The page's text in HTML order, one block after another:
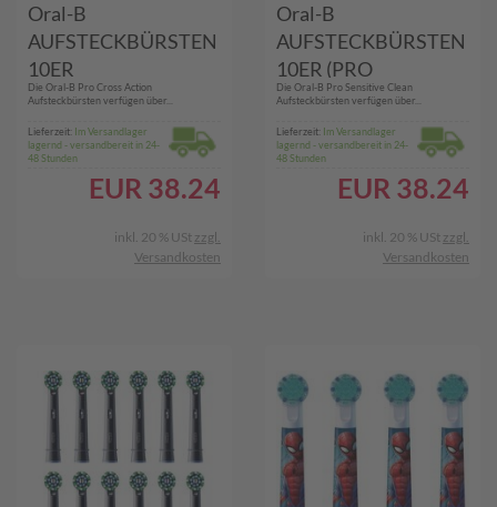
Oral-B
AUFSTECKBÜRSTEN
10ER
(PROCROSSACT)
Die Oral-B Pro Cross Action
Aufsteckbürsten verfügen über...
Lieferzeit: Im Versandlager
lagernd - versandbereit in 24-
48 Stunden
EUR 38.24
inkl. 20 % USt zzgl.
Versandkosten
Oral-B
AUFSTECKBÜRSTEN
10ER (PRO
SENSITIVECLEAN)
Die Oral-B Pro Sensitive Clean
Aufsteckbürsten verfügen über...
Lieferzeit: Im Versandlager
lagernd - versandbereit in 24-
48 Stunden
EUR 38.24
inkl. 20 % USt zzgl.
Versandkosten